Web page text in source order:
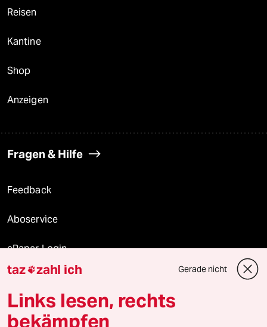
Reisen
Kantine
Shop
Anzeigen
Fragen & Hilfe
Feedback
Aboservice
ePaper Login
Downloads für Abonnierende
taz zahl ich Gerade nicht
Links lesen, rechts
bekämpfen